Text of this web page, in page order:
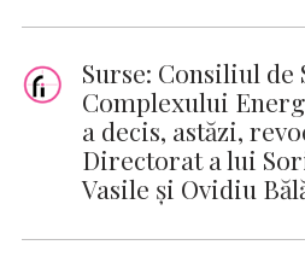
Surse: Consiliul de
Complexului
a decis, astăzi,
Directorat a lui
Vasile şi Ovidiu